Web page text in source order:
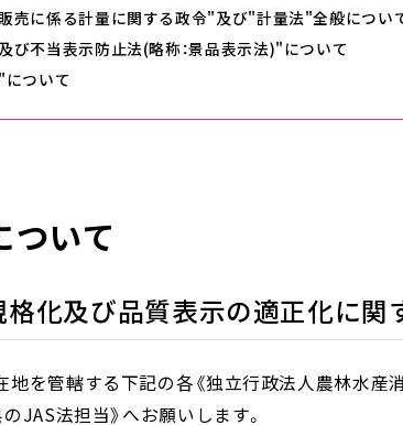
売に係る計量に関する政令"及び"計量法"全般につい
び不当表示防止法(略称：景品表示法)"について
ついて
ついて
化及び品質表示の適正化に関
を管轄する下記の各《独立行政法人農林水産
JAS法担当》へお願いします。